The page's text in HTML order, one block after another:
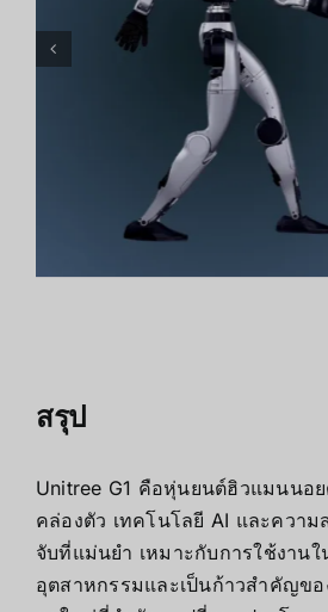
สรุป
Unitree G1 คือหุ่นยนต์ฮิวแมนนอ
คล่องตัว เทคโนโลยี AI และความ
จับที่แม่นยำ เหมาะกับการใช้งาน
อุตสาหกรรมและเป็นก้าวสำคัญข